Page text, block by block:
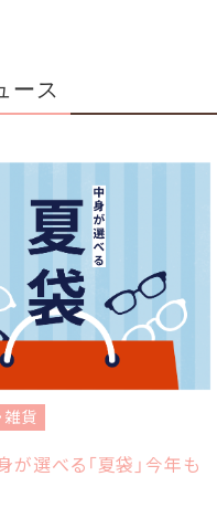
ース
雑貨
が選べる「夏袋」今年も